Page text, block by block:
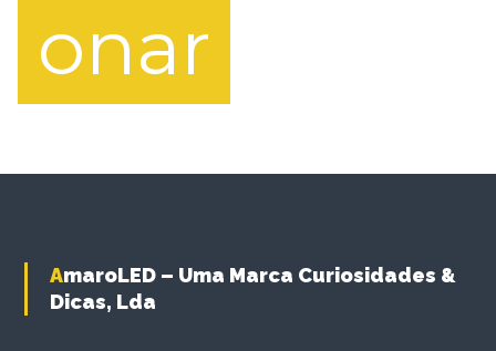
onar
AmaroLED – Uma Marca Curiosidades &
Dicas, Lda